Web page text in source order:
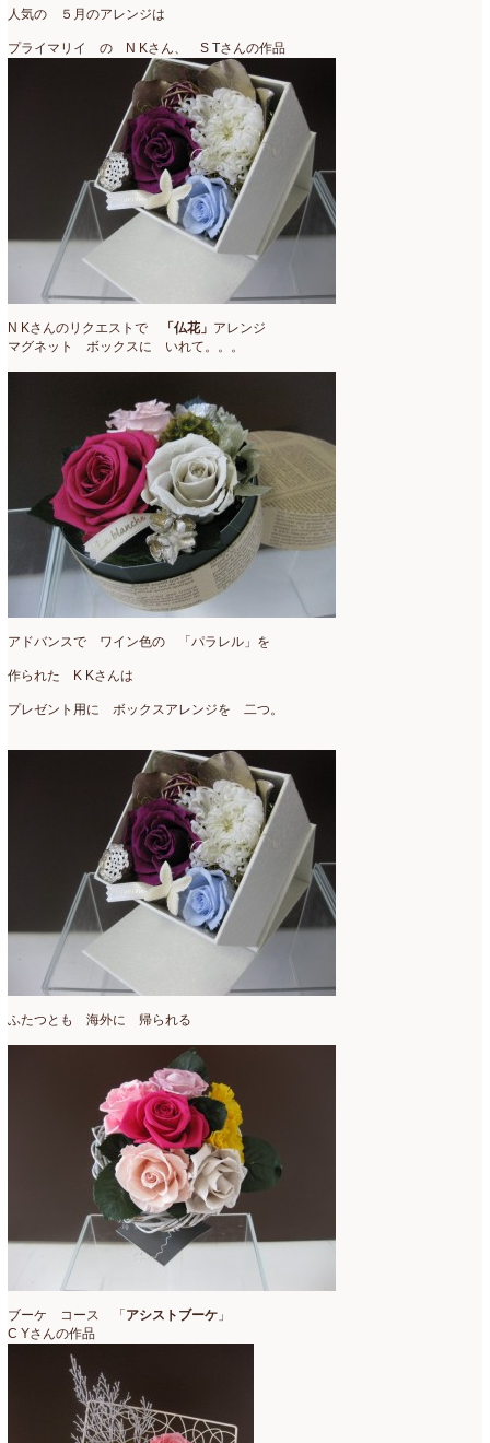
人気の ５月のアレンジは
プライマリイ の N Kさん、 S Tさんの作品
N Kさんのリクエストで 「仏花」 アレンジ
マグネット ボックスに いれて。。。
アドバンスで ワイン色の 「パラレル」を
作られた K Kさんは
プレゼント用に ボックスアレンジを 二つ。
ふたつとも 海外に 帰られる
ブーケ コース 「 アシストブーケ」
C Yさんの作品